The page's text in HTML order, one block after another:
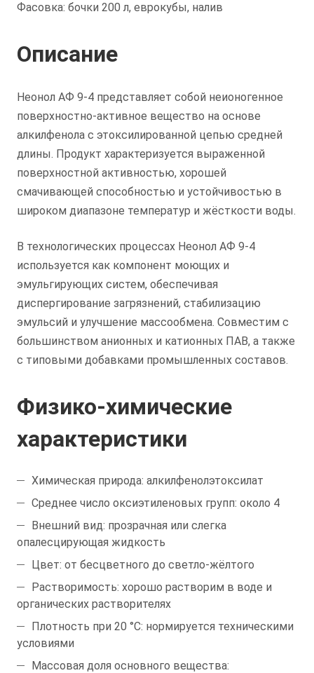
Фасовка: бочки 200 л, еврокубы, налив
Описание
Неонол АФ 9-4 представляет собой неионогенное
поверхностно-активное вещество на основе
алкилфенола с этоксилированной цепью средней
длины. Продукт характеризуется выраженной
поверхностной активностью, хорошей
смачивающей способностью и устойчивостью в
широком диапазоне температур и жёсткости воды.
В технологических процессах Неонол АФ 9-4
используется как компонент моющих и
эмульгирующих систем, обеспечивая
диспергирование загрязнений, стабилизацию
эмульсий и улучшение массообмена. Совместим с
большинством анионных и катионных ПАВ, а также
с типовыми добавками промышленных составов.
Физико-химические
характеристики
Химическая природа: алкилфенолэтоксилат
Среднее число оксиэтиленовых групп: около 4
Внешний вид: прозрачная или слегка
опалесцирующая жидкость
Цвет: от бесцветного до светло-жёлтого
Растворимость: хорошо растворим в воде и
органических растворителях
Плотность при 20 °C: нормируется техническими
условиями
Массовая доля основного вещества: